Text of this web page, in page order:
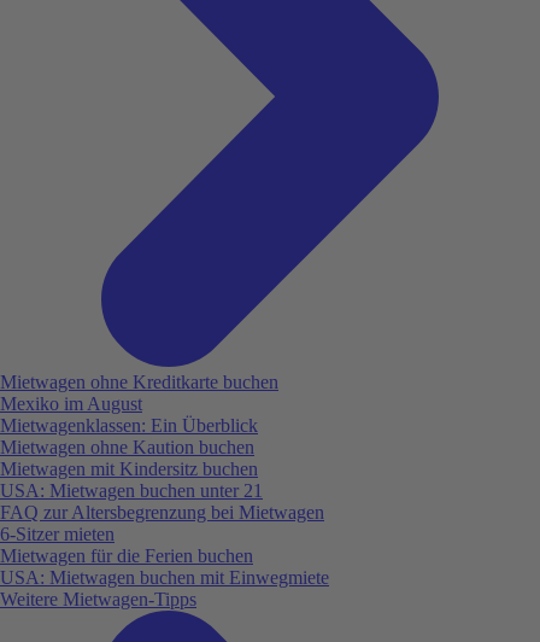
Mietwagen ohne Kreditkarte buchen
Mexiko im August
Mietwagenklassen: Ein Überblick
Mietwagen ohne Kaution buchen
Mietwagen mit Kindersitz buchen
USA: Mietwagen buchen unter 21
FAQ zur Altersbegrenzung bei Mietwagen
6-Sitzer mieten
Mietwagen für die Ferien buchen
USA: Mietwagen buchen mit Einwegmiete
Weitere Mietwagen-Tipps